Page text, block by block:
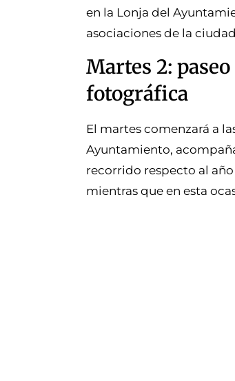
en la Lonja del
asociaciones de la
Martes 2:
fotográfica
El martes comenzará a
Ayuntamiento,
recorrido respecto al
mientras que en esta